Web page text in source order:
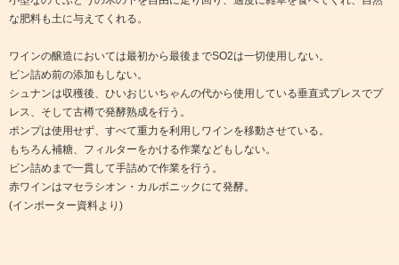
な肥料も土に与えてくれる。
ワインの醸造においては最初から最後までSO2は一切使用しない。
ビン詰め前の添加もしない。
シュナンは収穫後、ひいおじいちゃんの代から使用している垂直式プレスでプ
レス、そして古樽で発酵熟成を行う。
ポンプは使用せず、すべて重力を利用しワインを移動させている。
もちろん補糖、フィルターをかける作業などもしない。
ビン詰めまで一貫して手詰めで作業を行う。
赤ワインはマセラシオン・カルボニックにて発酵。
(インポーター資料より)